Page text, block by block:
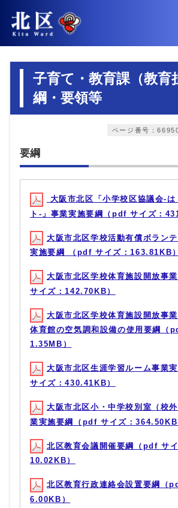
子育て・教育課（教育
綱・要領等
ページ番号：
要綱
大阪市北区「小学校区協議会-は
ト-」事業実施要綱（pdf サイズ：
大阪市北区学校活動有償ボラン
実施要綱 （pdf サイズ：163.81KB）
大阪市北区学校体育施設開放事
サイズ：142.70KB）
大阪市北区学校体育施設開放事
体育館の空気調和設備の使用要綱（
1.35MB）
大阪市北区生涯学習ルーム事業
サイズ：430.41KB）
大阪市北区小・中学校別室（校
業実施要綱（pdf サイズ：364.50KB
北区教育会議開催要綱（pdf サイ
10.02KB）
北区教育行政連絡会設置要綱（
6.00KB）